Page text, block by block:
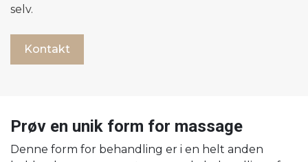
selv.
Kontakt
Prøv en unik form for massage
Denne form for behandling er i en helt anden